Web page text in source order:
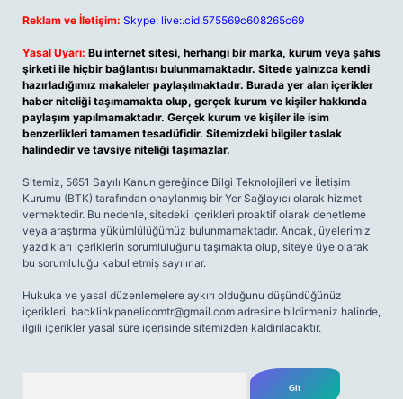
Reklam ve İletişim: Skype: live:.cid.575569c608265c69
Yasal Uyarı: Bu internet sitesi, herhangi bir marka, kurum veya şahıs
şirketi ile hiçbir bağlantısı bulunmamaktadır. Sitede yalnızca kendi
hazırladığımız makaleler paylaşılmaktadır. Burada yer alan içerikler
haber niteliği taşımamakta olup, gerçek kurum ve kişiler hakkında
paylaşım yapılmamaktadır. Gerçek kurum ve kişiler ile isim
benzerlikleri tamamen tesadüfidir. Sitemizdeki bilgiler taslak
halindedir ve tavsiye niteliği taşımazlar.
Sitemiz, 5651 Sayılı Kanun gereğince Bilgi Teknolojileri ve İletişim
Kurumu (BTK) tarafından onaylanmış bir Yer Sağlayıcı olarak hizmet
vermektedir. Bu nedenle, sitedeki içerikleri proaktif olarak denetleme
veya araştırma yükümlülüğümüz bulunmamaktadır. Ancak, üyelerimiz
yazdıkları içeriklerin sorumluluğunu taşımakta olup, siteye üye olarak
bu sorumluluğu kabul etmiş sayılırlar.
Hukuka ve yasal düzenlemelere aykırı olduğunu düşündüğünüz
içerikleri, backlinkpanelicomtr@gmail.com adresine bildirmeniz halinde,
ilgili içerikler yasal süre içerisinde sitemizden kaldırılacaktır.